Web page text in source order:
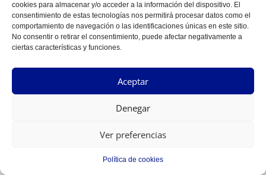
cookies para almacenar y/o acceder a la información del dispositivo. El
consentimiento de estas tecnologías nos permitirá procesar datos como el
comportamiento de navegación o las identificaciones únicas en este sitio.
No consentir o retirar el consentimiento, puede afectar negativamente a
ciertas características y funciones.
Aceptar
Denegar
Ver preferencias
Política de cookies